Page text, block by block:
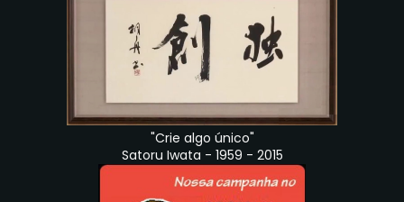
"Crie algo único"
Satoru Iwata - 1959 - 2015